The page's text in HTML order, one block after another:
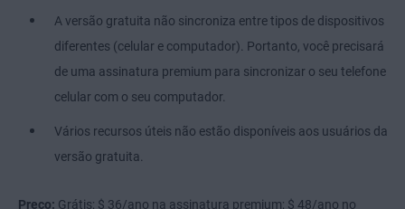
A versão gratuita não sincroniza entre tipos de dispositivos
diferentes (celular e computador). Portanto, você precisará
de uma assinatura premium para sincronizar o seu telefone
celular com o seu computador.
Vários recursos úteis não estão disponíveis aos usuários da
versão gratuita.
Preço: Grátis; $ 36/ano na assinatura premium; $ 48/ano no